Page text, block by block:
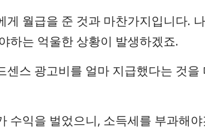
월급을 준 것과 마찬가지입니다.
하는 억울한 상황이 발생하겠죠.
스 광고비를 얼마 지급했다는 것
수익을 벌었으니, 소득세를 부과해야